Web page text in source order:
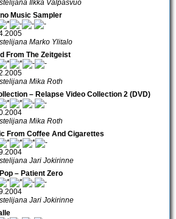
Ilkka Valpasvuo
Music Sampler
Marko Ylitalo
From The Zeitgeist
Mika Roth
– Relapse Video Collection 2 (DVD)
Mika Roth
From Coffee And Cigarettes
Jari Jokirinne
– Patient Zero
Jari Jokirinne